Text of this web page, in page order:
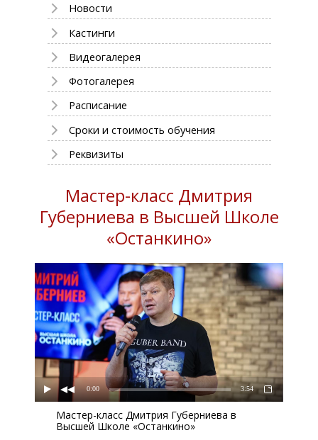
Новости
Кастинги
Видеогалерея
Фотогалерея
Расписание
Сроки и стоимость обучения
Реквизиты
Мастер-класс Дмитрия
Губерниева в Высшей Школе
«Останкино»
0:00 3:54
Мастер-класс Дмитрия Губерниева в
Высшей Школе «Останкино»